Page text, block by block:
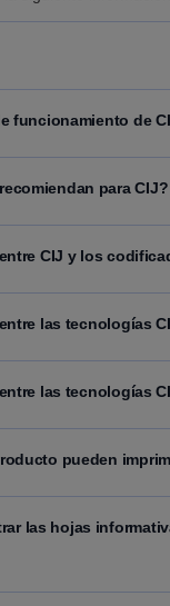
funcionamiento de
para CIJ?
CIJ y los
las tecnologías
las tecnologías
pueden
las hojas